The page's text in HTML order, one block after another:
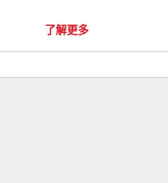
了解更多